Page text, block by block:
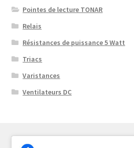
Pointes de lecture TONAR
Relais
Résistances de puissance 5 Watt
Triacs
Varistances
Ventilateurs DC